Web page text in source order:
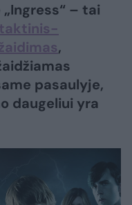
– tai
,
pasaulyje,
daugeliui yra